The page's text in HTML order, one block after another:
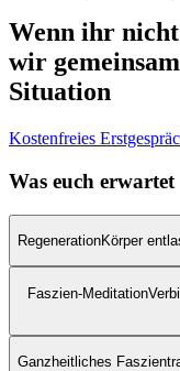
Wenn ihr
wir
Situation
Kostenfreies
Was euch erwartet
RegenerationKörper
Faszien-Meditation
Ganzheitliches